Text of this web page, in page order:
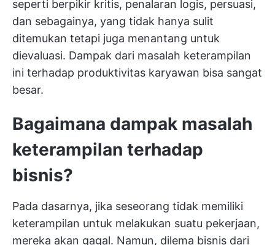
seperti berpikir kritis, penalaran logis, persuasi,
dan sebagainya, yang tidak hanya sulit
ditemukan tetapi juga menantang untuk
dievaluasi. Dampak dari masalah keterampilan
ini terhadap produktivitas karyawan bisa sangat
besar.
Bagaimana dampak masalah
keterampilan terhadap
bisnis?
Pada dasarnya, jika seseorang tidak memiliki
keterampilan untuk melakukan suatu pekerjaan,
mereka akan gagal. Namun, dilema bisnis dari